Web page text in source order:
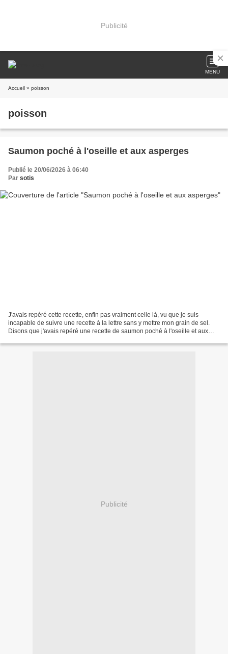
Publicité
MENU
Accueil » poisson
poisson
Saumon poché à l'oseille et aux asperges
Publié le 20/06/2026 à 06:40
Par sotis
J'avais repéré cette recette, enfin pas vraiment celle là, vu que je suis
incapable de suivre une recette à la lettre sans y mettre mon grain de sel.
Disons que j'avais repéré une recette de saumon poché à l'oseille et aux
Publicité